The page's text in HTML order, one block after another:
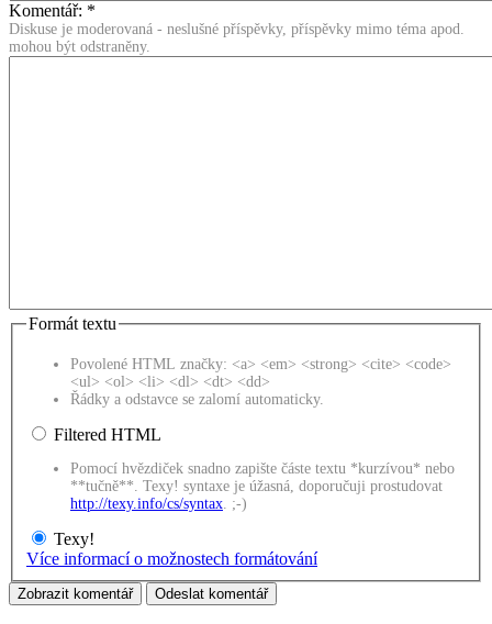
Komentář: *
Diskuse je moderovaná - neslušné příspěvky, příspěvky mimo téma apod.
mohou být odstraněny.
Formát textu
Povolené HTML značky: <a> <em> <strong> <cite> <code>
<ul> <ol> <li> <dl> <dt> <dd>
Řádky a odstavce se zalomí automaticky.
Filtered HTML
Pomocí hvězdiček snadno zapište částe textu *kurzívou* nebo
**tučně**. Texy! syntaxe je úžasná, doporučuji prostudovat
http://texy.info/cs/syntax . ;-)
Texy!
Více informací o možnostech formátování